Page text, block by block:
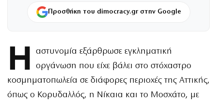
Προσθήκη του dimocracy.gr στην Google
Η
αστυνομία εξάρθρωσε εγκληματική
οργάνωση που είχε βάλει στο στόχαστρο
κοσμηματοπωλεία σε διάφορες περιοχές της Αττικής,
όπως ο Κορυδαλλός, η Νίκαια και το Μοσχάτο, με